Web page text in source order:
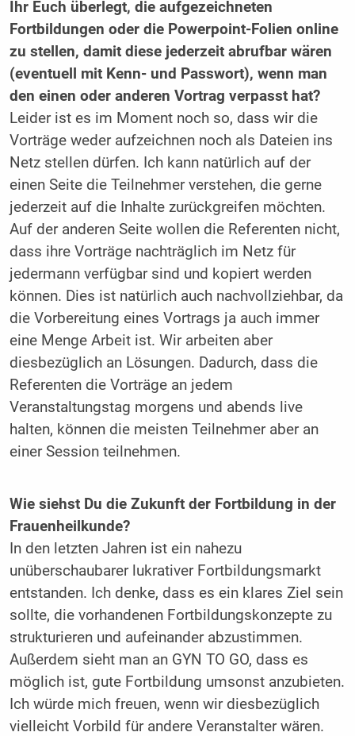
Ihr Euch überlegt, die aufgezeichneten
Fortbildungen oder die Powerpoint-Folien online
zu stellen, damit diese jederzeit abrufbar wären
(eventuell mit Kenn- und Passwort), wenn man
den einen oder anderen Vortrag verpasst hat?
Leider ist es im Moment noch so, dass wir die
Vorträge weder aufzeichnen noch als Dateien ins
Netz stellen dürfen. Ich kann natürlich auf der
einen Seite die Teilnehmer verstehen, die gerne
jederzeit auf die Inhalte zurückgreifen möchten.
Auf der anderen Seite wollen die Referenten nicht,
dass ihre Vorträge nachträglich im Netz für
jedermann verfügbar sind und kopiert werden
können. Dies ist natürlich auch nachvollziehbar, da
die Vorbereitung eines Vortrags ja auch immer
eine Menge Arbeit ist. Wir arbeiten aber
diesbezüglich an Lösungen. Dadurch, dass die
Referenten die Vorträge an jedem
Veranstaltungstag morgens und abends live
halten, können die meisten Teilnehmer aber an
einer Session teilnehmen.
Wie siehst Du die Zukunft der Fortbildung in der
Frauenheilkunde?
In den letzten Jahren ist ein nahezu
unüberschaubarer lukrativer Fortbildungsmarkt
entstanden. Ich denke, dass es ein klares Ziel sein
sollte, die vorhandenen Fortbildungskonzepte zu
strukturieren und aufeinander abzustimmen.
Außerdem sieht man an GYN TO GO, dass es
möglich ist, gute Fortbildung umsonst anzubieten.
Ich würde mich freuen, wenn wir diesbezüglich
vielleicht Vorbild für andere Veranstalter wären.